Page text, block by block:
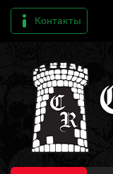
Контакты